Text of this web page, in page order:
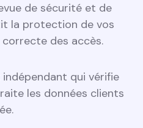
de sécurité et de
la protection de vos
des accès.
qui vérifie
les données clients